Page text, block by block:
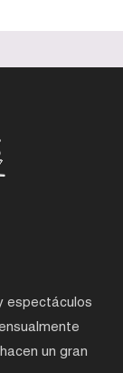
espectáculos
un gran